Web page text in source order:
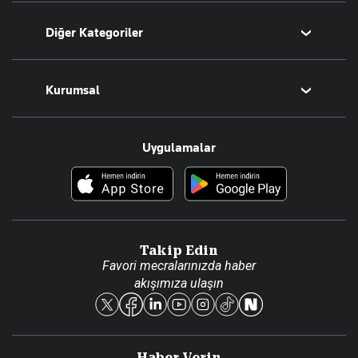
Bugünün Yazarları
Tüm Yazarlar
Diğer Kategoriler
Magazin
Teknoloji
Resmî Ilanlar
Foto Haber
Kurumsal
Hakkımızda
Künye
Reklam Ver
Uygulamalar
Takip Edin
Favori mecralarınızda haber
akışımıza ulaşın